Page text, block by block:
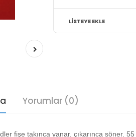
LISTEYE EKLE
Yorumlar (0)
fişe takınca yanar, çıkarınca söner.